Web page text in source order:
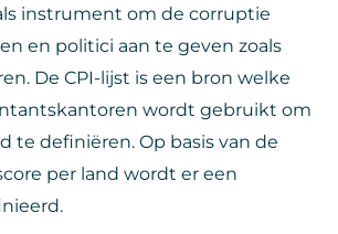
instrument om de corruptie
en politici aan te geven zoals
De CPI-lijst is een bron welke
wordt gebruikt om
te definiëren. Op basis van de
per land wordt er een